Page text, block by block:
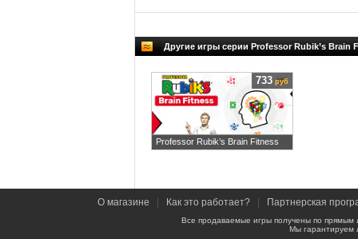
Другие игры серии Professor Rubik’s Brain
Professor Rubik’s Brain Fitness
733 руб
О магазине Как это работает? Партнерская
Все продаваемые игры получены по
Мы гарантируем